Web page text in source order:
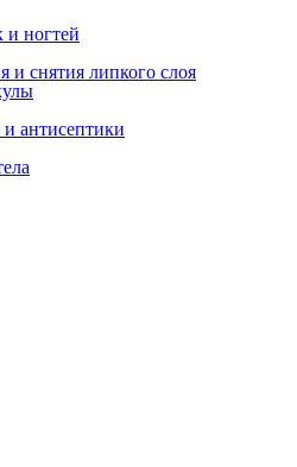
и ногтей
и снятия липкого слоя
антисептики